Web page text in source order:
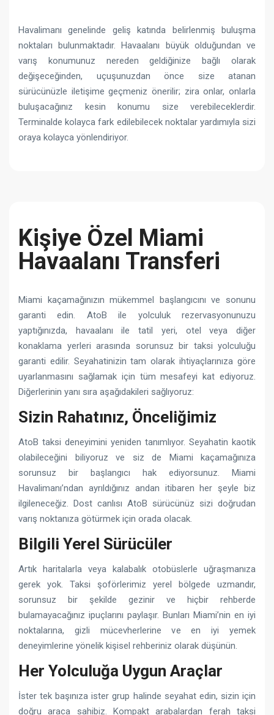
Havalimanı genelinde geliş katında belirlenmiş buluşma
noktaları bulunmaktadır. Havaalanı büyük olduğundan ve
varış konumunuz nereden geldiğinize bağlı olarak
değişeceğinden, uçuşunuzdan önce size atanan
sürücünüzle iletişime geçmeniz önerilir; zira onlar, onlarla
buluşacağınız kesin konumu size verebileceklerdir.
Terminalde kolayca fark edilebilecek noktalar yardımıyla sizi
oraya kolayca yönlendiriyor.
Kişiye Özel Miami
Havaalanı Transferi
Miami kaçamağınızın mükemmel başlangıcını ve sonunu
garanti edin. AtoB ile yolculuk rezervasyonunuzu
yaptığınızda, havaalanı ile tatil yeri, otel veya diğer
konaklama yerleri arasında sorunsuz bir taksi yolculuğu
garanti edilir. Seyahatinizin tam olarak ihtiyaçlarınıza göre
uyarlanmasını sağlamak için tüm mesafeyi kat ediyoruz.
Diğerlerinin yanı sıra aşağıdakileri sağlıyoruz:
Sizin Rahatınız, Önceliğimiz
AtoB taksi deneyimini yeniden tanımlıyor. Seyahatin kaotik
olabileceğini biliyoruz ve siz de Miami kaçamağınıza
sorunsuz bir başlangıcı hak ediyorsunuz. Miami
Havalimanı’ndan ayrıldığınız andan itibaren her şeyle biz
ilgileneceğiz. Dost canlısı AtoB sürücünüz sizi doğrudan
varış noktanıza götürmek için orada olacak.
Bilgili Yerel Sürücüler
Artık haritalarla veya kalabalık otobüslerle uğraşmanıza
gerek yok. Taksi şoförlerimiz yerel bölgede uzmandır,
sorunsuz bir şekilde gezinir ve hiçbir rehberde
bulamayacağınız ipuçlarını paylaşır. Bunları Miami’nin en iyi
noktalarına, gizli mücevherlerine ve en iyi yemek
deneyimlerine yönelik kişisel rehberiniz olarak düşünün.
Her Yolculuğa Uygun Araçlar
İster tek başınıza ister grup halinde seyahat edin, sizin için
doğru araca sahibiz. Kompakt arabalardan ferah taksi